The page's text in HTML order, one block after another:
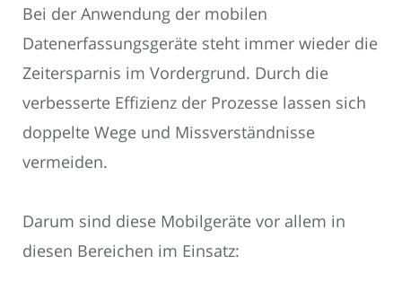
Bei der Anwendung der mobilen
Datenerfassungsgeräte steht immer wieder die
Zeitersparnis im Vordergrund. Durch die
verbesserte Effizienz der Prozesse lassen sich
doppelte Wege und Missverständnisse
vermeiden.
Darum sind diese Mobilgeräte vor allem in
diesen Bereichen im Einsatz: